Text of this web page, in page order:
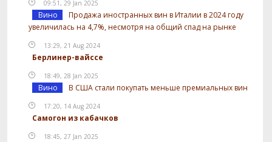
09:51, 29 Jan 2025
Вино
Продажа иностранных вин в Италии в 2024 году
увеличилась на 4,7%, несмотря на общий спад на рынке
13:29, 21 Aug 2024
Берлинер-вайссе
18:49, 28 Jan 2025
Вино В США стали покупать меньше премиальных вин
17:20, 14 Aug 2024
Самогон из кабачков
18:45, 27 Jan 2025